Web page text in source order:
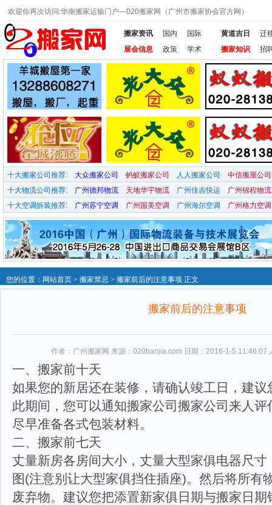
欢迎你再次访问:华南搬家运输门户—020搬家网（广州市搬家协会官方网）
搬家资讯 国内
国际
展会信息
政策 学术
黄道吉日
迁
搬家知识
招
十大搬家公司推荐: 大众搬家公司 蚂蚁搬家公司 人人搬家公司
中信搬屋公司
十大物流公司推荐:
广州德邦物流 天地华宇物流 广州佳吉快运
广州锦程物流
十大空调拆装推荐:
广州苏宁空调 广州国美空调 广州海尔空调 广州格力空调
您的位置： 网站首页 > 搬家禁忌 > 搬家前后的注意事项 正文
搬家前后的注意事项
作者：广州搬家网 来源：020banjia.com 日期：2016-1-5 11:46:07
一、搬家前十天
如果您的新居还在装修，请确认竣工日，建
此期间，您可以通知搬家公司搬家公司来人
尽早准备各式包装材料。
二、搬家前七天
丈量新房各房间大小，丈量大型家俱电器尺
图(注意别让大型家俱挡住插座)。然后将所有
废弃物。建议您把添置新家俱日期与搬家日期